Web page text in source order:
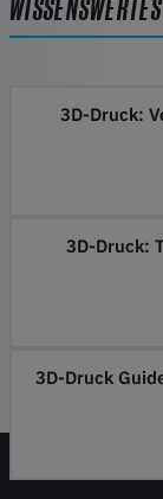
3D-Druck:
3D-Druck:
3D-Druck